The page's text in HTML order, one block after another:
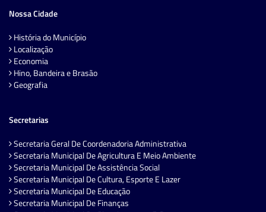
Nossa Cidade
História do Município
Localização
Economia
Hino, Bandeira e Brasão
Geografia
Secretarias
Secretaria Geral De Coordenadoria Administrativa
Secretaria Municipal De Agricultura E Meio Ambiente
Secretaria Municipal De Assistência Social
Secretaria Municipal De Cultura, Esporte E Lazer
Secretaria Municipal De Educação
Secretaria Municipal De Finanças